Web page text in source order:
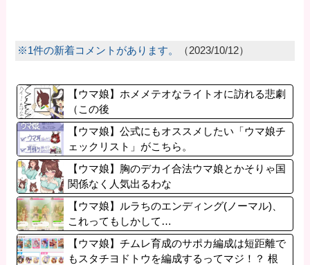
※1件の新着コメントがあります。 （2023/10/12）
【ウマ娘】ホメメテオなライトオに訪れる悲劇
（この後
【ウマ娘】公式にもオススメしたい「ウマ娘チ
ェックリスト」がこちら。
【ウマ娘】胸のデカイ合法ウマ娘とかそりゃ国
関係なく人気出るわな
【ウマ娘】ルラちのエンディング(ノーマル)、
これってもしかして…
【ウマ娘】チムレ育成のサポカ編成は短距離で
もスタチヨドトウを編成するってマジ！？ 根